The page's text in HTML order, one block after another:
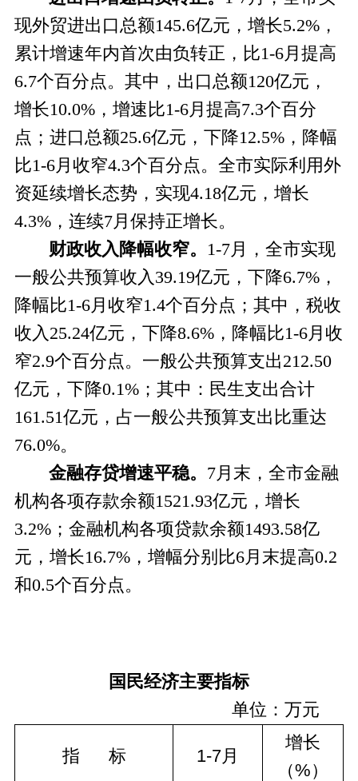
现外贸进出口总额145.6亿元，增长5.2%，
累计增速年内首次由负转正，比1-6月提高
6.7个百分点。其中，出口总额120亿元，
增长10.0%，增速比1-6月提高7.3个百分
点；进口总额25.6亿元，下降12.5%，降幅
比1-6月收窄4.3个百分点。全市实际利用外
资延续增长态势，实现4.18亿元，增长
4.3%，连续7月保持正增长。
财政收入降幅收窄。 1-7月，全市实现
一般公共预算收入39.19亿元，下降6.7%，
降幅比1-6月收窄1.4个百分点；其中，税收
收入25.24亿元，下降8.6%，降幅比1-6月收
窄2.9个百分点。一般公共预算支出212.50
亿元，下降0.1%；其中：民生支出合计
161.51亿元，占一般公共预算支出比重达
76.0%。
金融存贷增速平稳。 7月末，全市金融
机构各项存款余额1521.93亿元，增长
3.2%；金融机构各项贷款余额1493.58亿
元，增长16.7%，增幅分别比6月末提高0.2
和0.5个百分点。
国民经济主要指标
单位：万元
指      标 1-7月
增长
（%）